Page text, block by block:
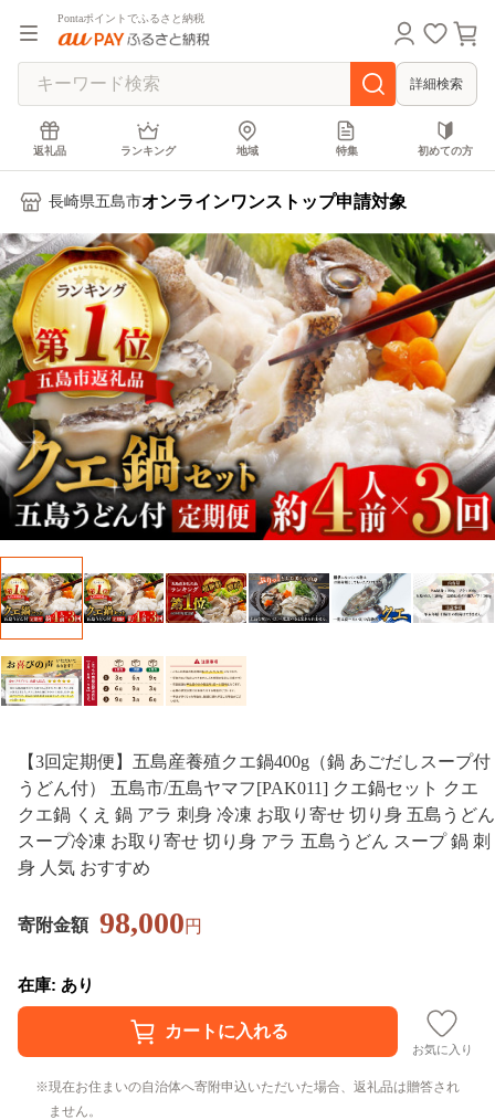
Pontaポイントでふるさと納税
詳細検索
返礼品 ランキング 地域 特集 初めての方
長崎県五島市オンラインワンストップ申請対象
【3回定期便】五島産養殖クエ鍋400g（鍋 あごだしスープ付
うどん付） 五島市/五島ヤマフ[PAK011] クエ鍋セット クエ
クエ鍋 くえ 鍋 アラ 刺身 冷凍 お取り寄せ 切り身 五島うどん
スープ冷凍 お取り寄せ 切り身 アラ 五島うどん スープ 鍋 刺
身 人気 おすすめ
寄附金額 98,000円
在庫: あり
お気に入り
現在お住まいの自治体へ寄附申込いただいた場合、返礼品は贈答され
ません。